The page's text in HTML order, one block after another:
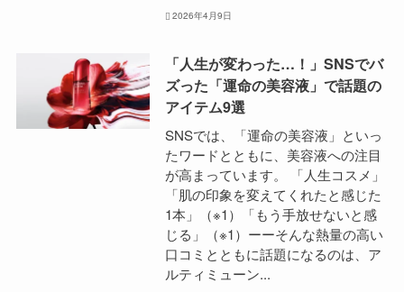
2026年4月9日
「人生が変わった…！」SNSでバ
ズった「運命の美容液」で話題の
アイテム9選
SNSでは、「運命の美容液」といっ
たワードとともに、美容液への注目
が高まっています。 「人生コスメ」
「肌の印象を変えてくれたと感じた
1本」（※1）「もう手放せないと感
じる」（※1）ーーそんな熱量の高い
口コミとともに話題になるのは、ア
ルティミューン...